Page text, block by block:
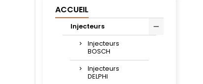
ACCUEIL
Injecteurs
Injecteurs
BOSCH
Injecteurs
DELPHI